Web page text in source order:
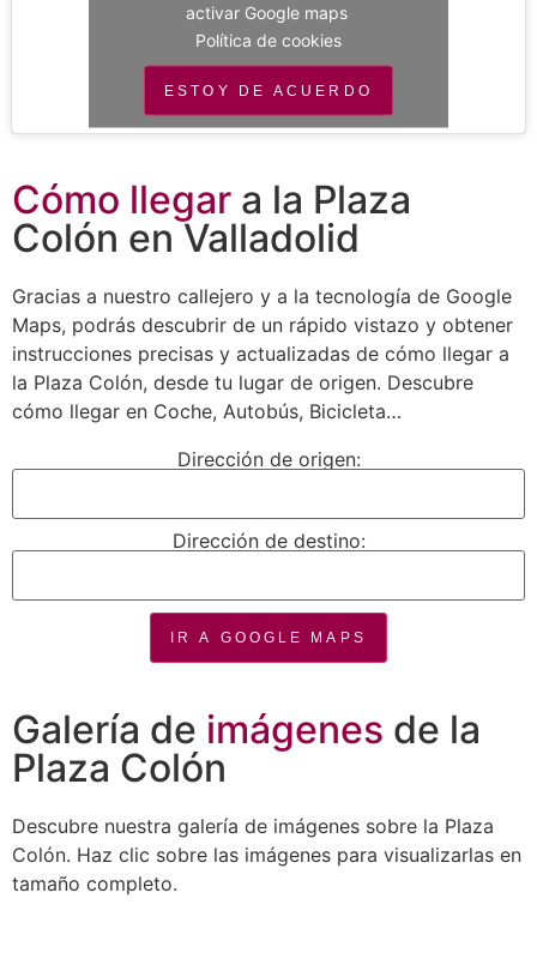
activar Google maps
Política de cookies
ESTOY DE ACUERDO
Cómo llegar a la Plaza
Colón en Valladolid
Gracias a nuestro callejero y a la tecnología de Google
Maps, podrás descubrir de un rápido vistazo y obtener
instrucciones precisas y actualizadas de cómo llegar a
la Plaza Colón, desde tu lugar de origen. Descubre
cómo llegar en Coche, Autobús, Bicicleta…
Dirección de origen:
Dirección de destino:
IR A GOOGLE MAPS
Galería de imágenes de la
Plaza Colón
Descubre nuestra galería de imágenes sobre la Plaza
Colón. Haz clic sobre las imágenes para visualizarlas en
tamaño completo.